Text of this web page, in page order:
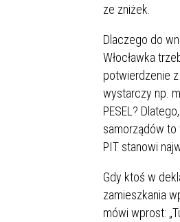
ze zniżek.
Dlaczego do
Włocławka
potwierdzenie z
wystarczy np.
PESEL?
samorządów to
PIT stanowi
Gdy ktoś w
zamieszkania
mówi wprost: